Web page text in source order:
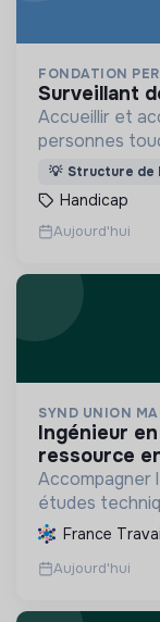
FONDATION
surveillant
Accueillir et
personnes
un handicap
💡 Structure de
Handicap
Aujourd'hui
SYND UNION
ingénieur en gestion quantitative de la
ressource
Accompagner
études
l'eau, prévenir
milieux
France
Aujourd'hui